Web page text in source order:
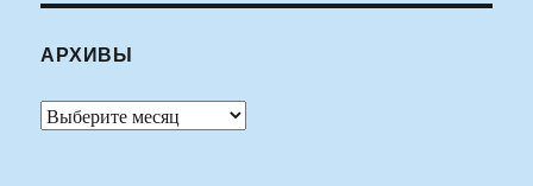
АРХИВЫ
Архивы